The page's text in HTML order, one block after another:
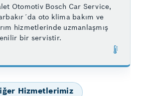
Otomotiv Bosch Car Service,
oto klima bakım ve
hizmetlerinde uzmanlaşmış
bir servistir.
Hizmetlerimiz